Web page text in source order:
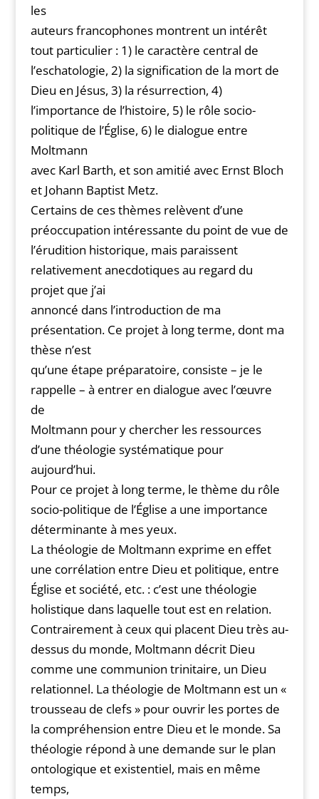
les
auteurs francophones montrent un intérêt
tout particulier : 1) le caractère central de
l’eschatologie, 2) la signification de la mort de
Dieu en Jésus, 3) la résurrection, 4)
l’importance de l’histoire, 5) le rôle socio-
politique de l’Église, 6) le dialogue entre
Moltmann
avec Karl Barth, et son amitié avec Ernst Bloch
et Johann Baptist Metz.
Certains de ces thèmes relèvent d’une
préoccupation intéressante du point de vue de
l’érudition historique, mais paraissent
relativement anecdotiques au regard du
projet que j’ai
annoncé dans l’introduction de ma
présentation. Ce projet à long terme, dont ma
thèse n’est
qu’une étape préparatoire, consiste – je le
rappelle – à entrer en dialogue avec l’œuvre
de
Moltmann pour y chercher les ressources
d’une théologie systématique pour
aujourd’hui.
Pour ce projet à long terme, le thème du rôle
socio-politique de l’Église a une importance
déterminante à mes yeux.
La théologie de Moltmann exprime en effet
une corrélation entre Dieu et politique, entre
Église et société, etc. : c’est une théologie
holistique dans laquelle tout est en relation.
Contrairement à ceux qui placent Dieu très au-
dessus du monde, Moltmann décrit Dieu
comme une communion trinitaire, un Dieu
relationnel. La théologie de Moltmann est un «
trousseau de clefs » pour ouvrir les portes de
la compréhension entre Dieu et le monde. Sa
théologie répond à une demande sur le plan
ontologique et existentiel, mais en même
temps,